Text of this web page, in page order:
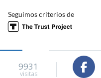
Seguimos criterios de
9931
visitas